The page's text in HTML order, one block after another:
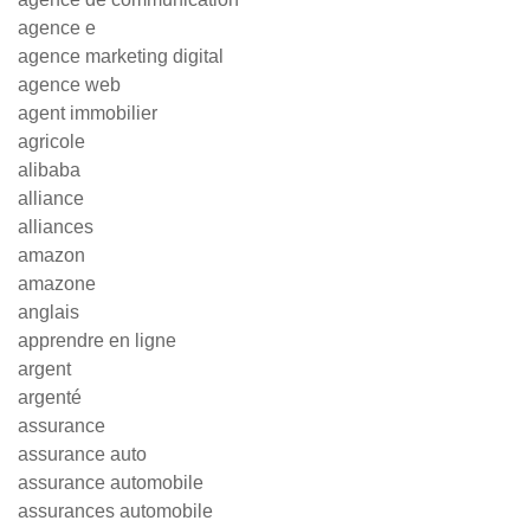
agence e
agence marketing digital
agence web
agent immobilier
agricole
alibaba
alliance
alliances
amazon
amazone
anglais
apprendre en ligne
argent
argenté
assurance
assurance auto
assurance automobile
assurances automobile